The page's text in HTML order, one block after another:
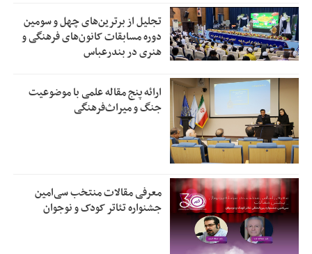
تجلیل از بر‌ترین‌های چهل و سومین
دوره مسابقات کانون‌های فرهنگی و
هنری در بندرعباس
ارائه پنج مقاله علمی با موضوعیت
جنگ و میراث‌فرهنگی
معرفی مقالات منتخب سی‌امین
جشنواره تئاتر کودک و نوجوان